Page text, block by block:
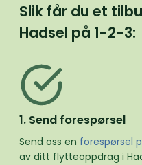
Slik får du et
Hadsel på 1-2-3:
1. Send forespørsel
Send oss en forespørsel
av ditt flytteoppdrag i